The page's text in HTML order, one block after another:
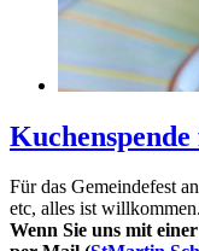
Für das Gemeindefest
etc, alles ist willkommen.
Wenn Sie uns mit